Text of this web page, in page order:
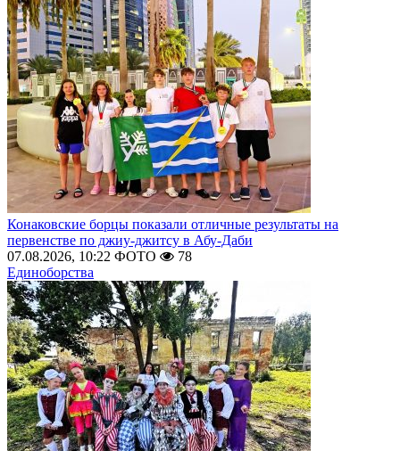
Конаковские борцы показали отличные результаты на
первенстве по джиу-джитсу в Абу-Даби
07.08.2026, 10:22 ФОТО
78
Единоборства